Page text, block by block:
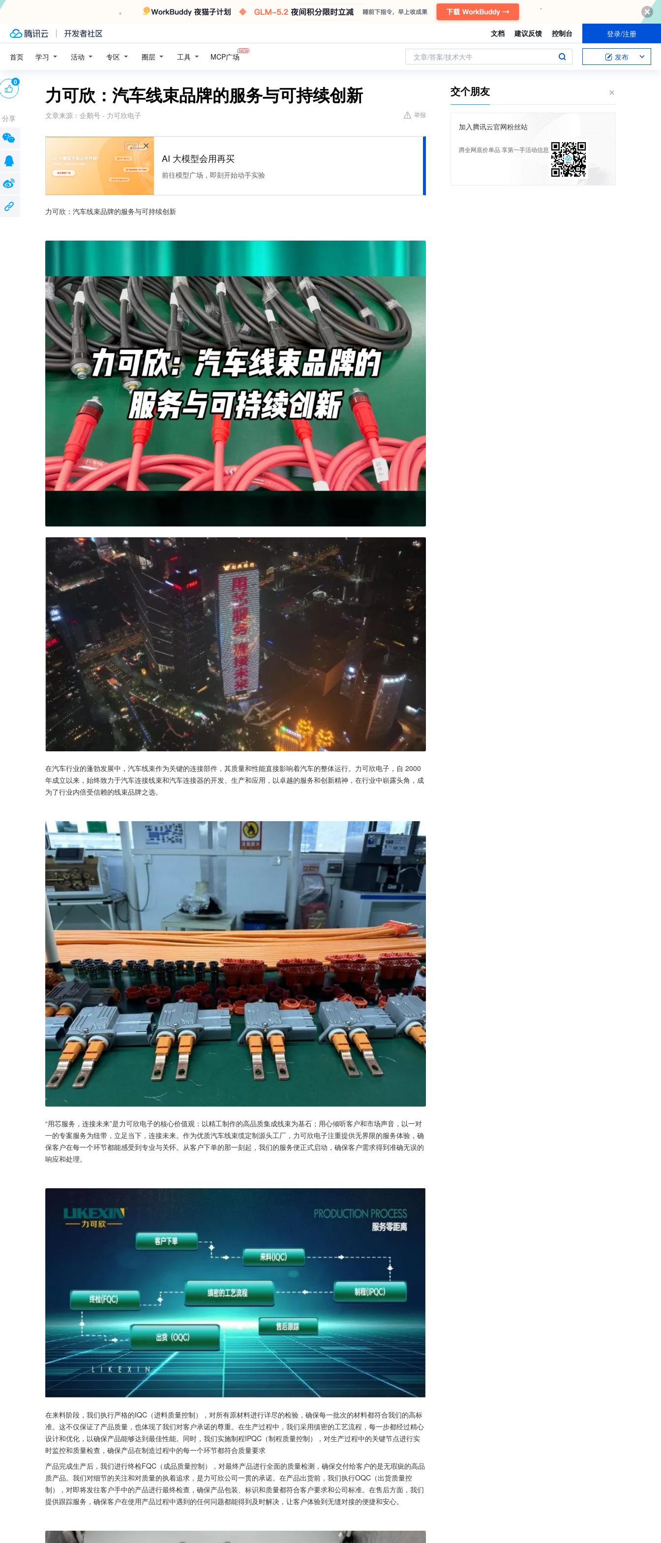
文档 建议反馈 控制台 登录/注册
首页 学习 活动 专区 圈层 工具 MCP广场 文章/答案/技术大牛 发布
力可欣：汽车线束品牌的服务与可持续创新
文章来源： 企鹅号 - 力可欣电子 举报
广告
AI 大模型会用再买
前往模型广场，即刻开始动手实验
力可欣：汽车线束品牌的服务与可持续创新
在汽车行业的蓬勃发展中，汽车线束作为关键的连接部件，其质量和性能直接影响着汽车的整体运行。力可欣电子，自 2000
年成立以来，始终致力于汽车连接线束和汽车连接器的开发、生产和应用，以卓越的服务和创新精神，在行业中崭露头角，成
为了行业内倍受信赖的线束品牌之选。
“用芯服务，连接未来”是力可欣电子的核心价值观：以精工制作的高品质集成线束为基石；用心倾听客户和市场声音，以一对
一的专案服务为纽带，立足当下，连接未来。作为优质汽车线束缆定制源头工厂，力可欣电子注重提供无界限的服务体验，确
保客户在每一个环节都能感受到专业与关怀。从客户下单的那一刻起，我们的服务便正式启动，确保客户需求得到准确无误的
响应和处理。
在来料阶段，我们执行严格的IQC（进料质量控制），对所有原材料进行详尽的检验，确保每一批次的材料都符合我们的高标
准。这不仅保证了产品质量，也体现了我们对客户承诺的尊重。在生产过程中，我们采用缜密的工艺流程，每一步都经过精心
设计和优化，以确保产品能够达到最佳性能。同时，我们实施制程IPQC（制程质量控制），对生产过程中的关键节点进行实
时监控和质量检查，确保产品在制造过程中的每一个环节都符合质量要求
产品完成生产后，我们进行终检FQC（成品质量控制），对最终产品进行全面的质量检测，确保交付给客户的是无瑕疵的高品
质产品。我们对细节的关注和对质量的执着追求，是力可欣公司一贯的承诺。在产品出货前，我们执行OQC（出货质量控
制），对即将发往客户手中的产品进行最终检查，确保产品包装、标识和质量都符合客户要求和公司标准。在售后方面，我们
提供跟踪服务，确保客户在使用产品过程中遇到的任何问题都能得到及时解决，让客户体验到无缝对接的便捷和安心。
0
分享
交个朋友
加入腾讯云官网粉丝站
蹲全网底价单品 享第一手活动信息